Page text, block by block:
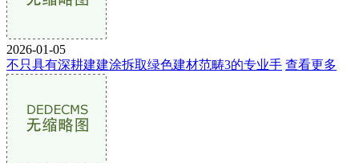
2026-01-05
不只具有深耕建建涂拆取绿色建材范畴3的专业手 查看更多